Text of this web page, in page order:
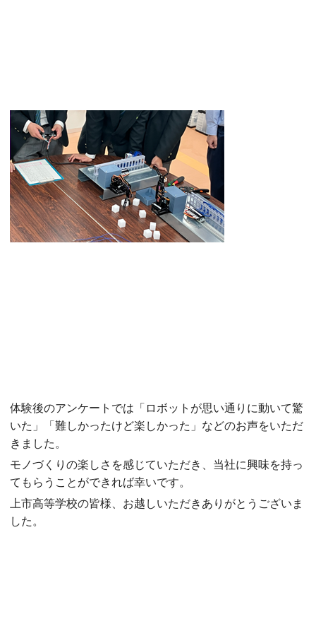
体験後のアンケートでは「ロボットが思い通りに動いて驚
いた」「難しかったけど楽しかった」などのお声をいただ
きました。
モノづくりの楽しさを感じていただき、当社に興味を持っ
てもらうことができれば幸いです。
上市高等学校の皆様、お越しいただきありがとうございま
した。